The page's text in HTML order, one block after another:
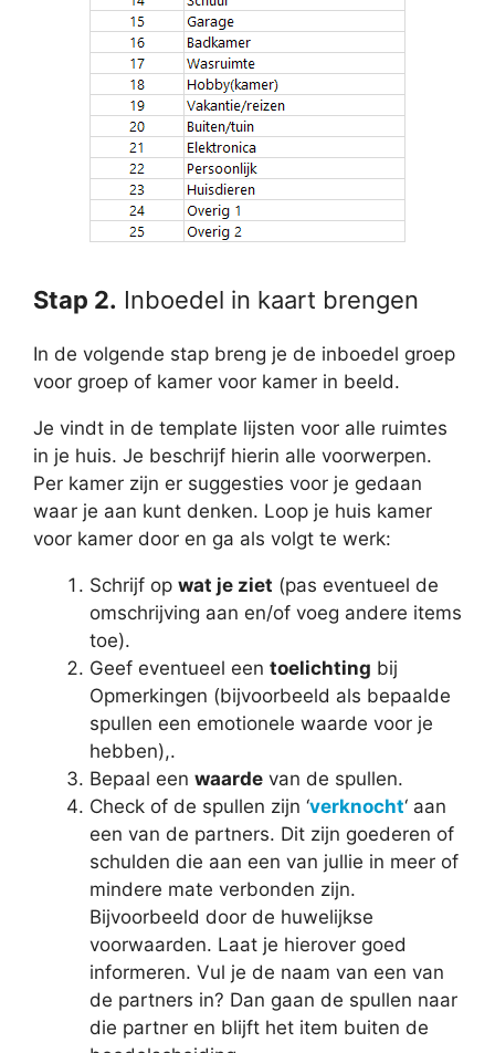
Stap 2. Inboedel in kaart brengen
In de volgende stap breng je de inboedel groep
voor groep of kamer voor kamer in beeld.
Je vindt in de template lijsten voor alle ruimtes
in je huis. Je beschrijf hierin alle voorwerpen.
Per kamer zijn er suggesties voor je gedaan
waar je aan kunt denken. Loop je huis kamer
voor kamer door en ga als volgt te werk:
Schrijf op wat je ziet (pas eventueel de
omschrijving aan en/of voeg andere items
toe).
Geef eventueel een toelichting bij
Opmerkingen (bijvoorbeeld als bepaalde
spullen een emotionele waarde voor je
hebben),.
Bepaal een waarde van de spullen.
Check of de spullen zijn ‘verknocht‘ aan
een van de partners. Dit zijn goederen of
schulden die aan een van jullie in meer of
mindere mate verbonden zijn.
Bijvoorbeeld door de huwelijkse
voorwaarden. Laat je hierover goed
informeren. Vul je de naam van een van
de partners in? Dan gaan de spullen naar
die partner en blijft het item buiten de